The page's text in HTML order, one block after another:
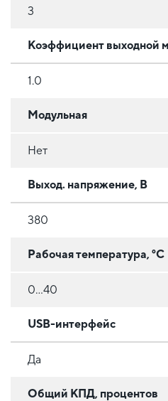
3
Коэффициент выходной
1.0
Модульная
Нет
Выход. напряжение, В
380
Рабочая температура, °C
0...40
USB-интерфейс
Да
Общий КПД, процентов